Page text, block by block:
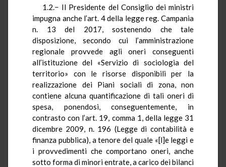
1.2.− Il Presidente del Consiglio dei ministri
impugna anche l’art. 4 della legge reg. Campania
n. 13 del 2017, sostenendo che tale
disposizione, secondo cui l’amministrazione
regionale provvede agli oneri conseguenti
all’istituzione del «Servizio di sociologia del
territorio» con le risorse disponibili per la
realizzazione dei Piani sociali di zona, non
contiene alcuna quantificazione di tali oneri di
spesa, ponendosi, conseguentemente, in
contrasto con l’art. 19, comma 1, della legge 31
dicembre 2009, n. 196 (Legge di contabilità e
finanza pubblica), a tenore del quale «[l]e leggi e
i provvedimenti che comportano oneri, anche
sotto forma di minori entrate, a carico dei bilanci